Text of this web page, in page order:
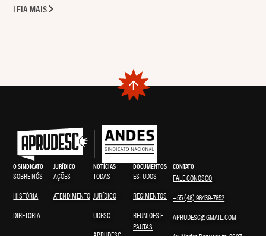
LEIA MAIS
O SINDICATO
SOBRE NÓS
HISTÓRIA
DIRETORIA
JURÍDICO
AÇÕES
ATENDIMENTO
NOTÍCIAS
TODAS
JURÍDICO
UDESC
DOCUMENTOS
ESTUDOS
REGIMENTOS
REUNIÕES E
PAUTAS
CONTATO
FALE CONOSCO
+55 (48) 98439-7852
APRUDESC@GMAIL.COM